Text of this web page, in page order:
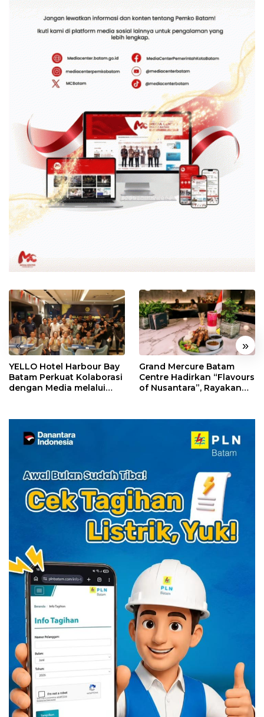
« »
YELLO Hotel Harbour Bay
Batam Perkuat Kolaborasi
dengan Media melalui
Grand Mercure Batam
Centre Hadirkan “Flavours
of Nusantara”, Rayakan